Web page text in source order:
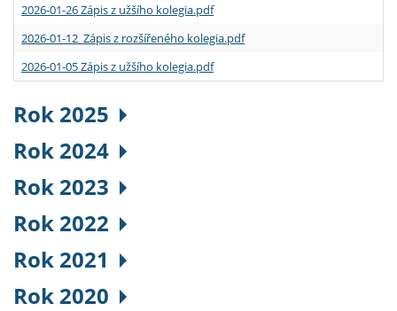
2026-01-26 Zápis z užšího kolegia.pdf
2026-01-12 Zápis z rozšířeného kolegia.pdf
2026-01-05 Zápis z užšího kolegia.pdf
Rok 2025
Rok 2024
Rok 2023
Rok 2022
Rok 2021
Rok 2020